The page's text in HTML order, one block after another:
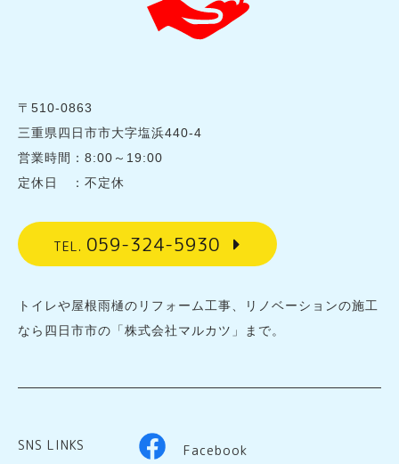
〒510-0863
三重県四日市市大字塩浜440-4
営業時間：8:00～19:00
定休日 ：不定休
TEL. 059-324-5930
トイレや屋根雨樋のリフォーム工事、リノベーションの施工
なら四日市市の「株式会社マルカツ」まで。
SNS LINKS Facebook